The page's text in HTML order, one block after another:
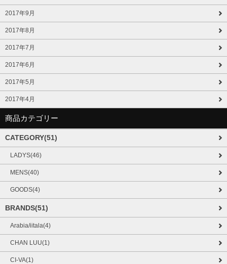
2017年9月
2017年8月
2017年7月
2017年6月
2017年5月
2017年4月
商品カテゴリー
CATEGORY(51)
LADYS(46)
MENS(40)
GOODS(4)
BRANDS(51)
Arabia/iitala(4)
CHAN LUU(1)
CI-VA(1)